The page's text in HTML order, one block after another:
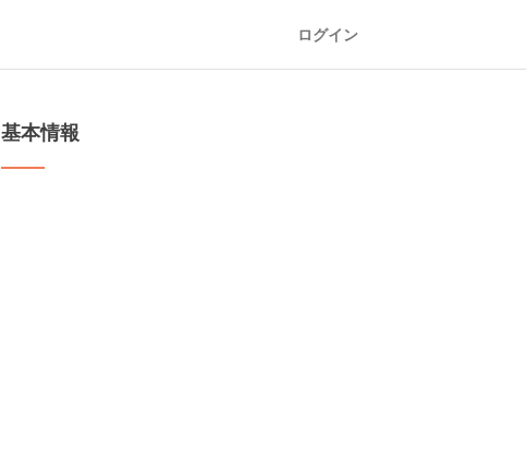
ログイン
基本情報